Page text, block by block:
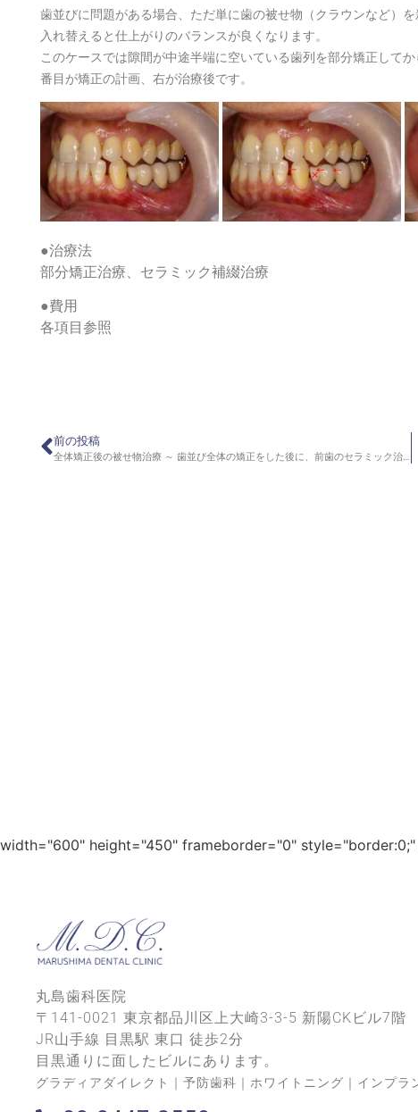
歯並びに問題がある場合、ただ単に歯の被せ物（クラウンなど）
入れ替えると仕上がりのバランスが良くなります。
このケースでは隙間が中途半端に空いている歯列を部分矯正して
番目が矯正の計画、右が治療後です。
●治療法
部分矯正治療、セラミック補綴治療
●費用
各項目参照
前の投稿
width="600" height="450" frameborder="0"
丸島歯科医院
〒141-0021 東京都品川区上大崎3-3-5 新陽CKビル7階
JR山手線 目黒駅 東口 徒歩2分
目黒通りに面したビルにあります。
グラディアダイレクト｜予防歯科｜ホワイトニング｜インプラ